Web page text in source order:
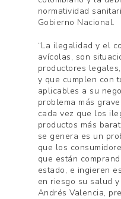
normatividad
Gobierno Nacional.
“La ilegalidad y el
avícolas, son
productores
y que cumplen con
aplicables a su
problema más
cada vez que los
productos más
se genera es un
que los
que están
estado, e ingieren
en riesgo su salud
Andrés Valencia,